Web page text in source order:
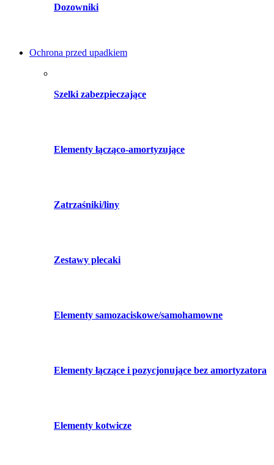
Dozowniki
Ochrona przed upadkiem
Szelki zabezpieczające
Elementy łącząco-amortyzujące
Zatrzaśniki/liny
Zestawy plecaki
Elementy samozaciskowe/samohamowne
Elementy łączące i pozycjonujące bez amortyzatora
Elementy kotwicze